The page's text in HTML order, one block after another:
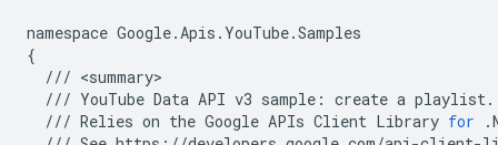
namespace Google.Apis . YouTube.Samples
{
/// <summary
/// YouTube Data API v3 sample : create a playlist.
/// Relies on the Google APIs Client Library for .